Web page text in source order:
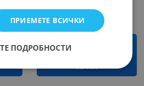
бр.
2.18 € / 4.26 лв.
бр.
КУПИ
ПРИЕМЕТЕ ВСИЧКИ
ПОДРОБНОСТИ